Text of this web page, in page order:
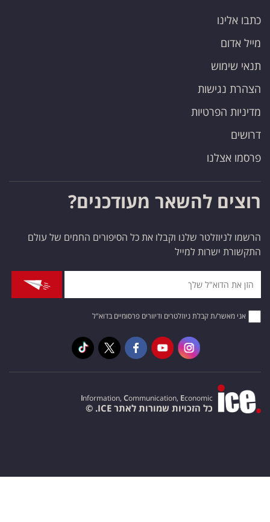
כתבו אלינו
מייל אדום
תנאי שימוש
הצהרת נגישות
מדיניות הפרטיות
דרושים
פרסמו אצלנו
רוצים להשאר מעודכנים?
הרשמו לניוזלטר שלנו וקבלו את כל הסיפורים החמים של עולם
התקשורת ישרות למייל
אני מאשר/ת קבלת ניוזלטרים ודיוורים פרסומיים בדוא"ל
Information, Communication, Economic
כל הזכויות שמורות לאתר ICE. ©